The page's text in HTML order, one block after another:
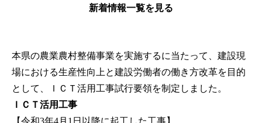
新着情報一覧を見る
本県の農業農村整備事業を実施するに当たって、建設現
場における生産性向上と建設労働者の働き方改革を目的
として、ＩＣＴ活用工事試行要領を制定しました。
ＩＣＴ活用工事